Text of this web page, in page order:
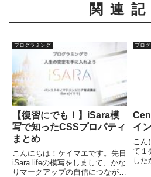
関連記
プログラミング
【復習にでも！】iSara模
写で知ったCSSプロパティ
まとめ
こんにちは！ケイマエです。先日
iSara.lifeの模写をしまして、かな
りマークアップの自信につながり
プロ
イ
こん
て１
した